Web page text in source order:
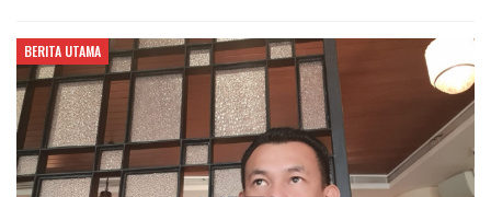
BERITA UTAMA